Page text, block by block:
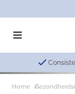
Home